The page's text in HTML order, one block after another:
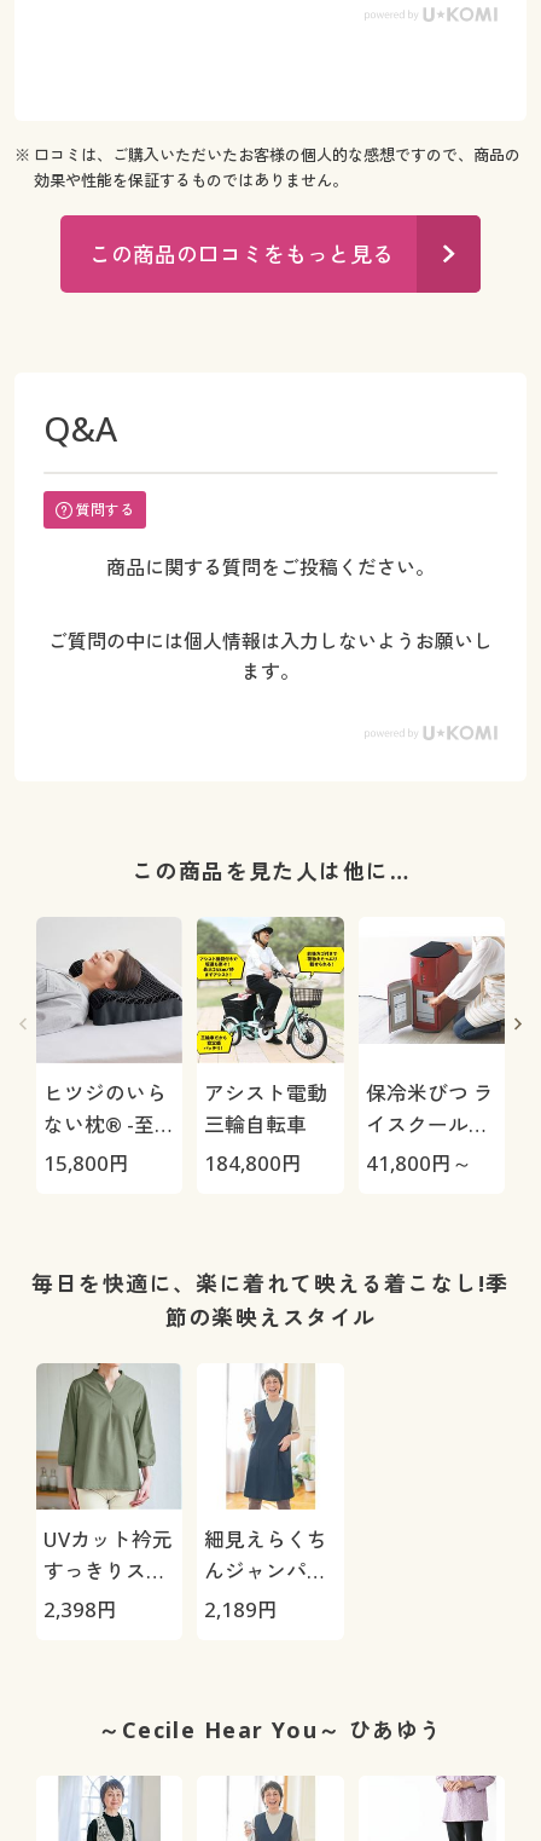
※ 口コミは、ご購入いただいたお客様の個人的な感想ですので、商品の
効果や性能を保証するものではありません。
この商品の口コミをもっと見る
Q&A
質問する
商品に関する質問をご投稿ください。
ご質問の中には個人情報は入力しないようお願いし
ます。
この商品を見た人は他に…
ヒツジのいら
ない枕® -至
極-
15,800円
アシスト電動
三輪自転車
184,800円
保冷米びつ ラ
イスクール
HRC-
41,800円～
毎日を快適に、楽に着れて映える着こなし!季
節の楽映えスタイル
UVカット衿元
すっきりスキ
ッパー
2,398円
細見えらくち
んジャンパー
スカート
2,189円
～Cecile Hear You～ ひあゆう